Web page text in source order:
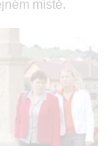
místě.